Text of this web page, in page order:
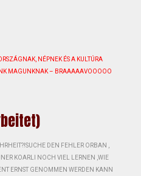
NÉPNEK ÉS A KULTÚRA
MAGUNKNAK – BRAAAAAVOOOOO
DEN FEHLER ORBAN ,
KOARLI NOCH VIEL LERNEN ,WIE
ERNST GENOMMEN WERDEN KANN